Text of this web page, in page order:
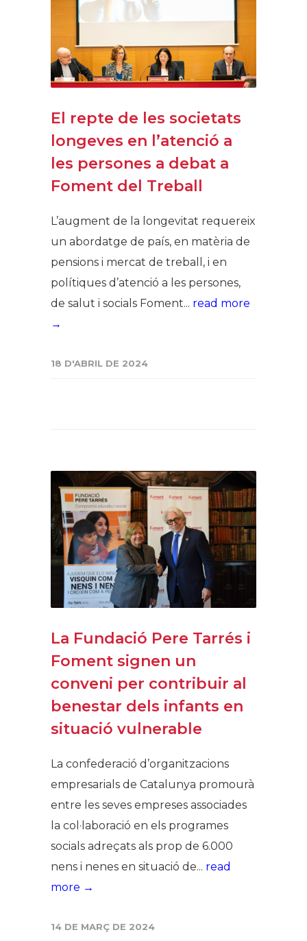
El repte de les societats
longeves en l’atenció a
les persones a debat a
Foment del Treball
L’augment de la longevitat requereix
un abordatge de país, en matèria de
pensions i mercat de treball, i en
polítiques d’atenció a les persones,
de salut i socials Foment... read more
→
18 D'ABRIL DE 2024
La Fundació Pere Tarrés i
Foment signen un
conveni per contribuir al
benestar dels infants en
situació vulnerable
La confederació d’organitzacions
empresarials de Catalunya promourà
entre les seves empreses associades
la col·laboració en els programes
socials adreçats als prop de 6.000
nens i nenes en situació de... read
more →
14 DE MARÇ DE 2024